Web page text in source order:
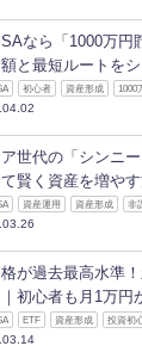
なら「1000万円
と最短ルートを
初心者 資産形成 1000
世代の「シンニ
賢く資産を増や
資産運用 資産形成 非
が過去最高水準
初心者も月1万円
ETF 資産形成 投資初